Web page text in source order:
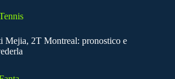
Mejia, 2T Montreal: pronostico e